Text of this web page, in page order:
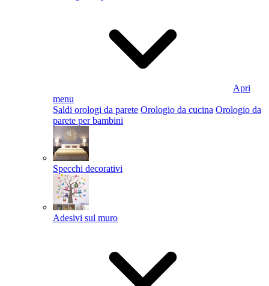
Apri
menu
Saldi orologi da parete Orologio da cucina Orologio da
parete per bambini
Specchi decorativi
Adesivi sul muro